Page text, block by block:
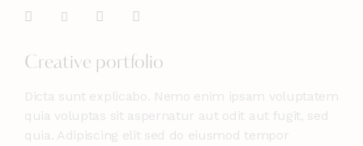
Creative portfolio
Dicta sunt explicabo. Nemo enim ipsam voluptatem
quia voluptas sit aspernatur aut odit aut fugit, sed
quia. Adipiscing elit sed do eiusmod tempor